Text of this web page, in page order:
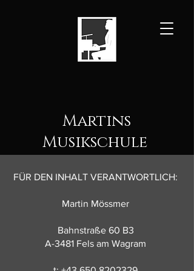
Martins
Musikschule
FÜR DEN INHALT VERANTWORTLICH:
Martin Mössmer
Bahnstraße 60 B3
A-3481 Fels am Wagram